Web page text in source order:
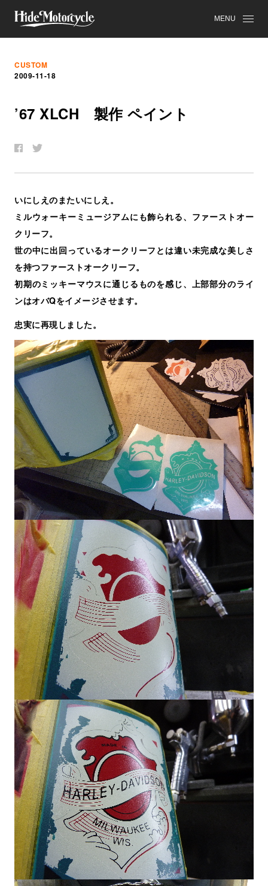
MENU
CUSTOM
2009-11-18
’67 XLCH 製作 ペイン ト
いにしえのまたいにしえ。
ミルウォーキーミュージアムにも飾られる、ファーストオー
クリーフ。
世の中に出回っているオークリーフとは違い未完成な美しさ
を持つファーストオークリーフ。
初期のミッキーマウスに通じるものを感じ、上部部分のライ
ンはオバQをイメージさせます。
忠実に再現しました。